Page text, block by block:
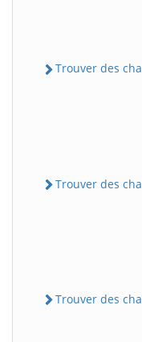
Trouver des
Trouver des
Trouver des